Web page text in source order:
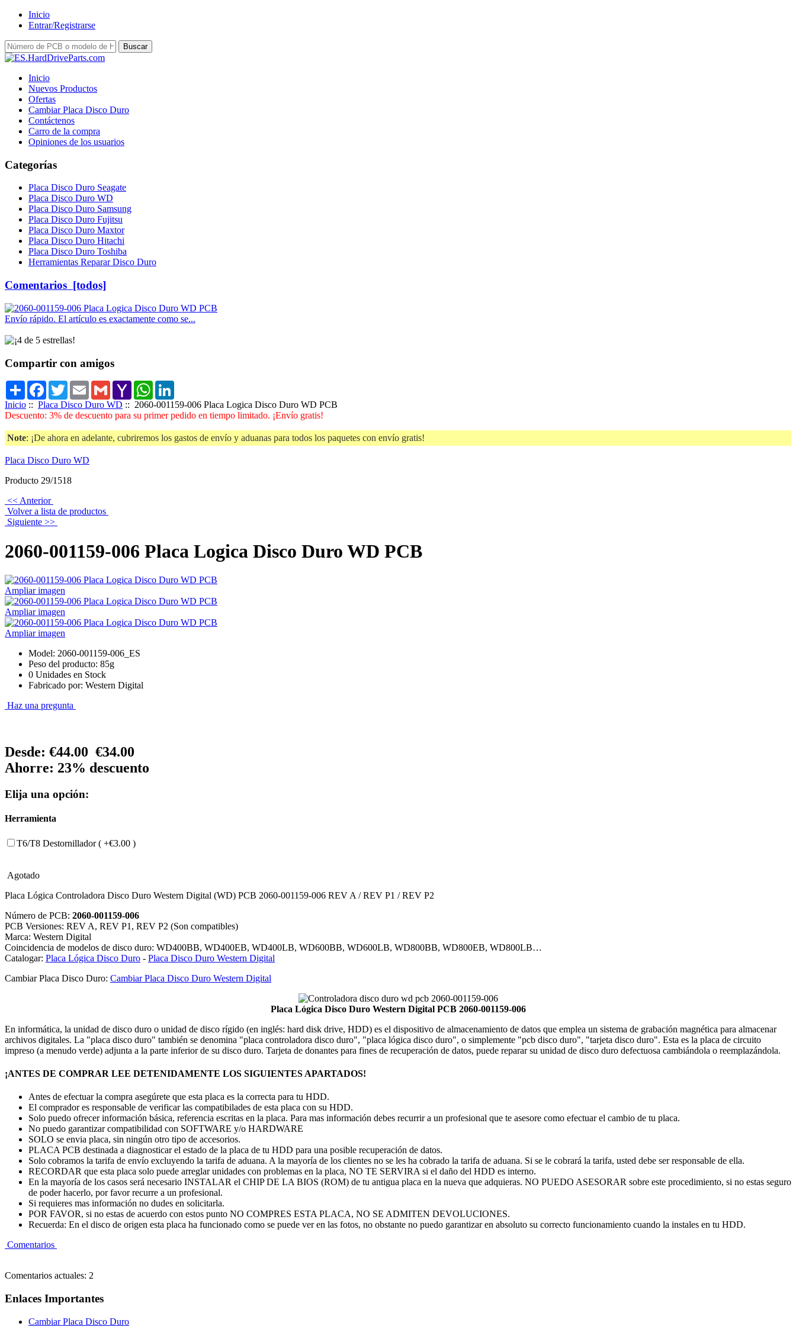
Inicio
Entrar/Registrarse
Inicio
Nuevos Productos
Ofertas
Cambiar Placa Disco Duro
Contáctenos
Carro de la compra
Opiniones de los usuarios
Categorías
Placa Disco Duro Seagate
Placa Disco Duro WD
Placa Disco Duro Samsung
Placa Disco Duro Fujitsu
Placa Disco Duro Maxtor
Placa Disco Duro Hitachi
Placa Disco Duro Toshiba
Herramientas Reparar Disco Duro
Comentarios [todos]
Envío rápido. El artículo es exactamente como se...
Compartir con amigos
Share Facebook
TwitterEmail Gmail Yahoo
Mail
WhatsApp
Inicio :: Placa Disco Duro WD :: 2060-001159-006 Placa Logica Disco Duro WD PCB
Descuento: 3% de descuento para su primer pedido en tiempo limitado. ¡Envío gratis!
Note: ¡De ahora en adelante, cubriremos los gastos de envío y aduanas para todos los paquetes con envío gratis!
Placa Disco Duro WD
Producto 29/1518
<< Anterior
Volver a lista de productos
Siguiente >>
2060-001159-006 Placa Logica Disco Duro WD PCB
Ampliar imagen
Ampliar imagen
Ampliar imagen
Model: 2060-001159-006_ES
Peso del producto: 85g
0 Unidades en Stock
Fabricado por: Western Digital
Haz una pregunta
Desde: €44.00 €34.00
Ahorre: 23% descuento
Elija una opción:
Herramienta
T6/T8 Destornillador ( +€3.00 )
Agotado
Placa Lógica Controladora Disco Duro Western Digital (WD) PCB 2060-001159-006 REV A / REV P1 / REV P2
Número de PCB: 2060-001159-006
PCB Versiones: REV A, REV P1, REV P2 (Son compatibles)
Marca: Western Digital
Coincidencia de modelos de disco duro: WD400BB, WD400EB, WD400LB, WD600BB, WD600LB, WD800BB, WD800EB, WD800LB…
Catalogar: Placa Lógica Disco Duro - Placa Disco Duro Western Digital
Cambiar Placa Disco Duro: Cambiar Placa Disco Duro Western Digital
Placa Lógica Disco Duro Western Digital PCB 2060-001159-006
En informática, la unidad de disco duro o unidad de disco rígido (en inglés: hard disk drive, HDD) es el dispositivo de almacenamiento de datos que emplea un sistema de grabación magnética para almacenar
archivos digitales. La "placa disco duro" también se denomina "placa controladora disco duro", "placa lógica disco duro", o simplemente "pcb disco duro", "tarjeta disco duro". Esta es la placa de circuito
impreso (a menudo verde) adjunta a la parte inferior de su disco duro. Tarjeta de donantes para fines de recuperación de datos, puede reparar su unidad de disco duro defectuosa cambiándola o reemplazándola.
¡ANTES DE COMPRAR LEE DETENIDAMENTE LOS SIGUIENTES APARTADOS!
Antes de efectuar la compra asegúrete que esta placa es la correcta para tu HDD.
El comprador es responsable de verificar las compatibilades de esta placa con su HDD.
Solo puedo ofrecer información básica, referencia escritas en la placa. Para mas información debes recurrir a un profesional que te asesore como efectuar el cambio de tu placa.
No puedo garantizar compatibilidad con SOFTWARE y/o HARDWARE
SOLO se envia placa, sin ningún otro tipo de accesorios.
PLACA PCB destinada a diagnosticar el estado de la placa de tu HDD para una posible recuperación de datos.
Solo cobramos la tarifa de envío excluyendo la tarifa de aduana. A la mayoría de los clientes no se les ha cobrado la tarifa de aduana. Si se le cobrará la tarifa, usted debe ser responsable de ella.
RECORDAR que esta placa solo puede arreglar unidades con problemas en la placa, NO TE SERVIRA si el daño del HDD es interno.
En la mayoría de los casos será necesario INSTALAR el CHIP DE LA BIOS (ROM) de tu antigua placa en la nueva que adquieras. NO PUEDO ASESORAR sobre este procedimiento, si no estas seguro
de poder hacerlo, por favor recurre a un profesional.
Si requieres mas información no dudes en solicitarla.
POR FAVOR, si no estas de acuerdo con estos punto NO COMPRES ESTA PLACA, NO SE ADMITEN DEVOLUCIONES.
Recuerda: En el disco de origen esta placa ha funcionado como se puede ver en las fotos, no obstante no puedo garantizar en absoluto su correcto funcionamiento cuando la instales en tu HDD.
Comentarios
Comentarios actuales: 2
Enlaces Importantes
Cambiar Placa Disco Duro